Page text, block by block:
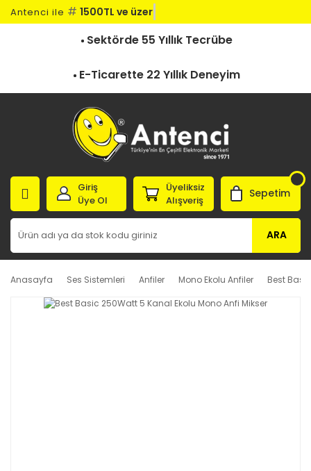
Antenci ile # 1500TL ve üzeri
Sektörde 55 Yıllık Tecrübe
E-Ticarette 22 Yıllık Deneyim
ARA
Giriş
Üye Ol
Üyeliksiz
Alışveriş
Sepetim
Anasayfa Ses Sistemleri Anfiler Mono Ekolu Anfiler Best